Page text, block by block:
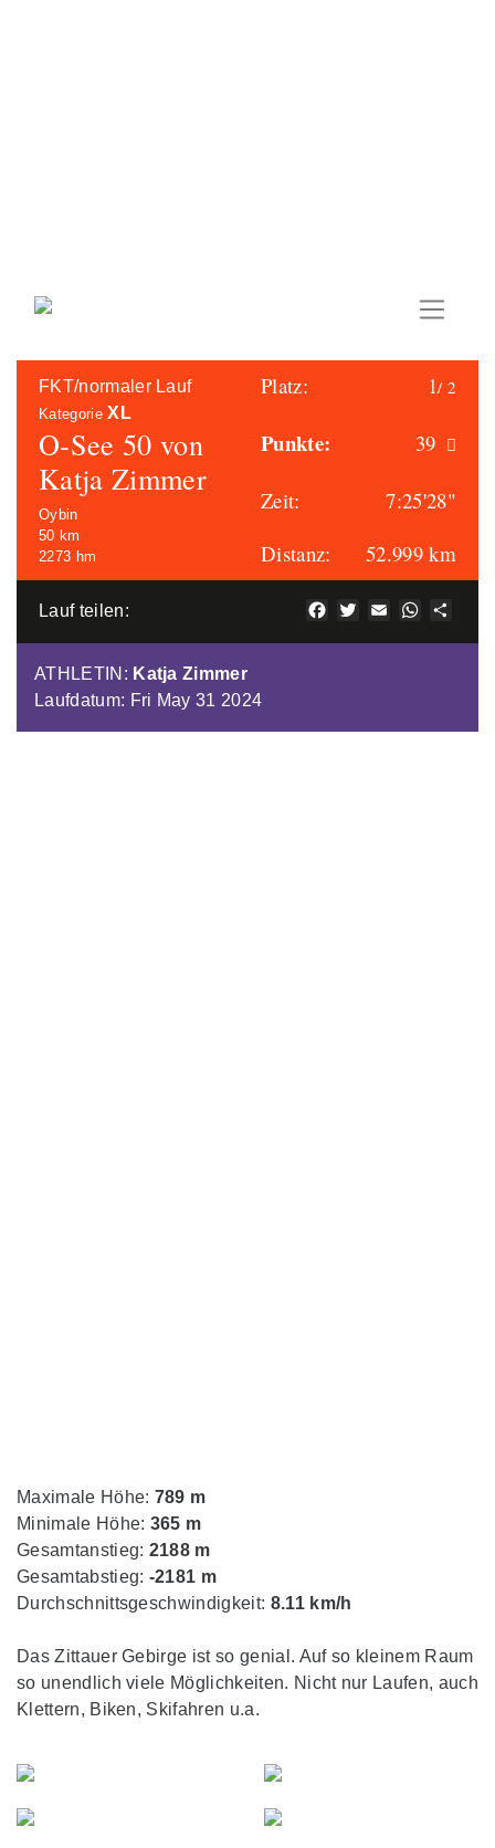
Skip
FKT/normaler Lauf
Kategorie XL
O-See 50 von
Katja Zimmer
Oybin
50 km
2273 hm
Platz: 1/ 2
Punkte: 39
Zeit:
7:25'28"
Distanz:52.999 km
Lauf teilen: Facebook
TwitterEmail
ATHLETIN : Katja Zimmer
Laufdatum: Fri May 31 2024
Maximale Höhe: 789 m
Minimale Höhe: 365 m
Gesamtanstieg: 2188 m
Gesamtabstieg: -2181 m
Durchschnittsgeschwindigkeit: 8.11 km/h
Das Zittauer Gebirge ist so genial. Auf so kleinem Raum
so unendlich viele Möglichkeiten. Nicht nur Laufen, auch
Klettern, Biken, Skifahren u.a.